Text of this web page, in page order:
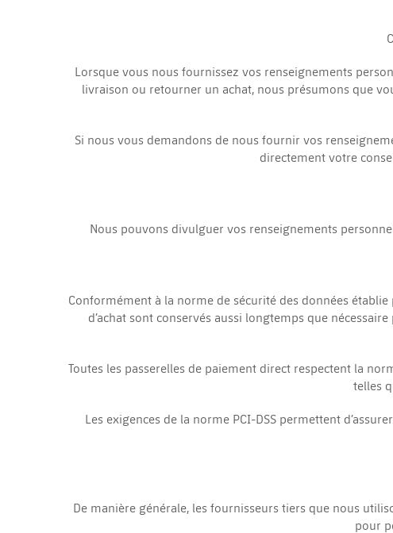
Lorsque vous nous fournissez vos renseignements
livraison ou retourner un achat, nous présumons que
Si nous vous demandons de nous fournir vos
directement votre
Nous pouvons divulguer vos renseignements
Conformément à la norme de sécurité des données
d’achat sont conservés aussi longtemps que
Toutes les passerelles de paiement direct respectent la
telles
Les exigences de la norme PCI-DSS permettent
De manière générale, les fournisseurs tiers que nous
pour